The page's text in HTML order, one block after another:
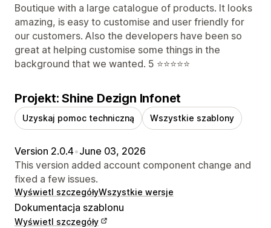
Boutique with a large catalogue of products. It looks
amazing, is easy to customise and user friendly for
our customers. Also the developers have been so
great at helping customise some things in the
background that we wanted. 5 ⭐️⭐️⭐️⭐️⭐️
Projekt: Shine Dezign Infonet
Uzyskaj pomoc techniczną Wszystkie szablony
Version 2.0.4•June 03, 2026
This version added account component change and
fixed a few issues.
Wyświetl szczegółyWszystkie wersje
Dokumentacja szablonu
Wyświetl szczegóły